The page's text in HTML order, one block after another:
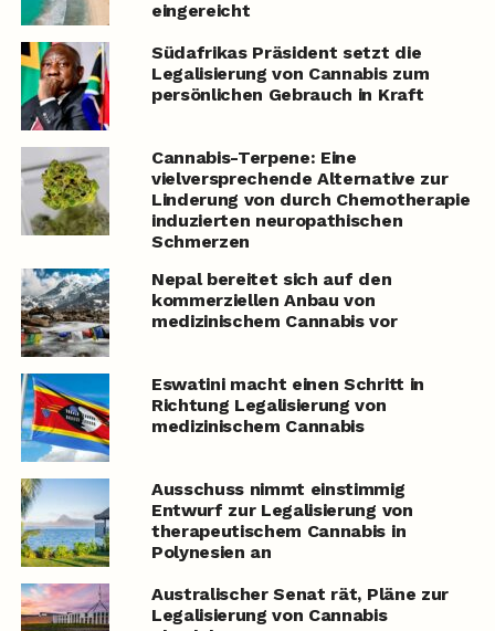
eingereicht
Südafrikas Präsident setzt die
Legalisierung von Cannabis zum
persönlichen Gebrauch in Kraft
Cannabis-Terpene: Eine
vielversprechende Alternative zur
Linderung von durch Chemotherapie
induzierten neuropathischen
Schmerzen
Nepal bereitet sich auf den
kommerziellen Anbau von
medizinischem Cannabis vor
Eswatini macht einen Schritt in
Richtung Legalisierung von
medizinischem Cannabis
Ausschuss nimmt einstimmig
Entwurf zur Legalisierung von
therapeutischem Cannabis in
Polynesien an
Australischer Senat rät, Pläne zur
Legalisierung von Cannabis